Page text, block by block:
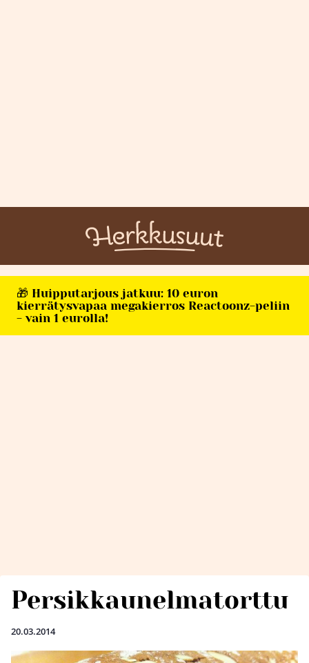
🎁 Huipputarjous jatkuu: 10 euron
kierrätysvapaa megakierros Reactoonz-peliin
- vain 1 eurolla!
Persikkaunelmatorttu
20.03.2014